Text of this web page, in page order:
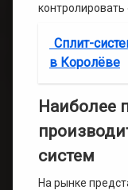
Сплит-
в Королёве
Наиболее
систем
На рынке